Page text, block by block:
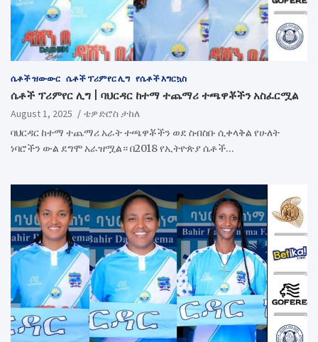
ሴቶች ዝውውር ሴቶች ፕሪምየር ሊግ የሴቶች እግርኳስ
ሴቶች ፕሪምየር ሊግ | ባህርዳር ከተማ ተጨማሪ ተጫዋቾችን አስፈርሟል
August 1, 2025
ቴዎድሮስ ታከለ
ባህርዳር ከተማ ተጨማሪ አራት ተጫዋቾችን ወደ ስብስቡ ሲቀላቅል የሁለት
ነባሮችን ውል ደግሞ አራዝሟል። በ2018 የኢትዮጵያ ሴቶች…